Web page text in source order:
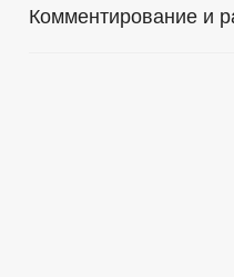
Комментирование и